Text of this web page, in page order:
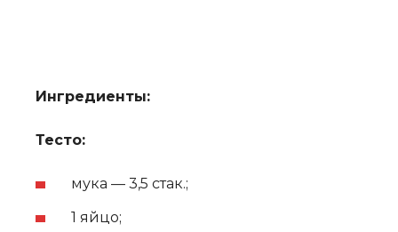
Ингредиенты:
Тесто:
мука — 3,5 стак.;
1 яйцо;